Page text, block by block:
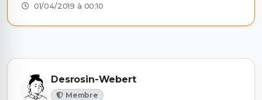
01/04/2019 à 00:10
Desrosin-Webert
Membre